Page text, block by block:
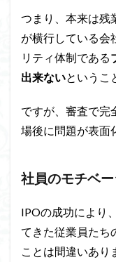
つまり、本来は残
が横行している会
リティ体制である
出来ないというこ
ですが、審査で完
場後に問題が表面
社員のモチベ
IPOの成功により
てきた従業員たち
ことは間違いあり